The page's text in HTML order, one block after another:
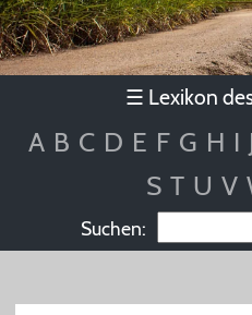
☰ Lexikon
A B C D E F G H I
S T U V
Suchen: